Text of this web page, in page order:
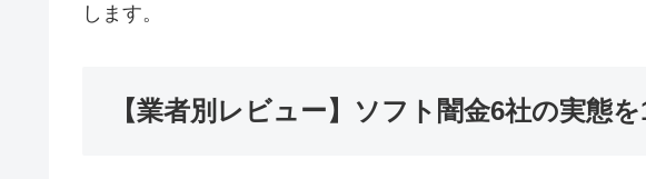
します。
【業者別レビュー】ソフト闇金6社の実態